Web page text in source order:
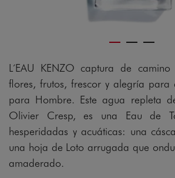
L´EAU KENZO captura de
flores, frutos, frescor y alegría para
para Hombre. Este agua repleta
Olivier Cresp, es una Eau de
hesperidadas y acuáticas: una
una hoja de Loto arrugada que
amaderado.